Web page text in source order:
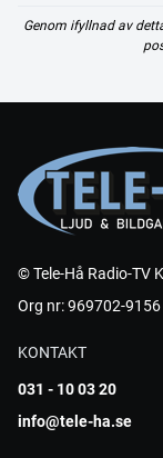
Genom ifyllnad av
© Tele-Hå Radio-TV
Org nr: 969702-9156
KONTAKT
031 - 10 03 20
info@tele-ha.se